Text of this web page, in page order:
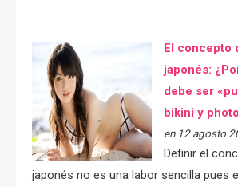
El concepto
japonés:
debe ser
bikini y
en 12 agosto
Definir el
japonés no es una labor sencilla pues